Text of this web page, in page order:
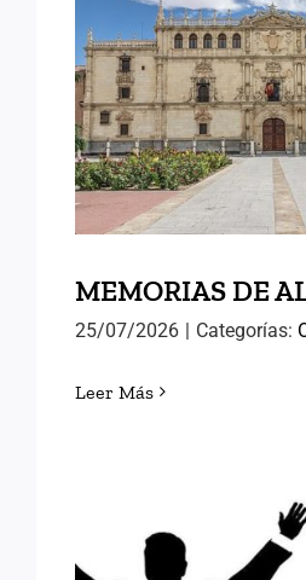
MEMORIAS DE
MEMORIAS DE
25/07/2026 | Categorías:
Leer Más